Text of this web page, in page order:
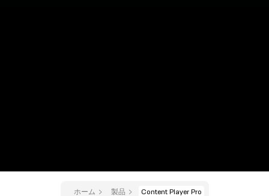
ホーム 製品 Content Player Pro